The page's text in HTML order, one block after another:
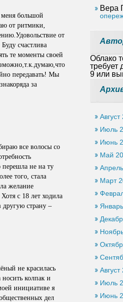
большой
от ритмики,
от
счастлива
те моменты своей
передавать! Мы
за
все волосы со
перешла не на ту
того, стала
желание
с 18 лет ходила
другую страну –
не красилась
колпак и
инициативе я
дел
Вера
Облако
требует
9 или
Июль
Июнь
Май
Март
Июль
Июнь